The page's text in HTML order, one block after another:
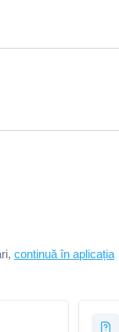
continuă în aplicația